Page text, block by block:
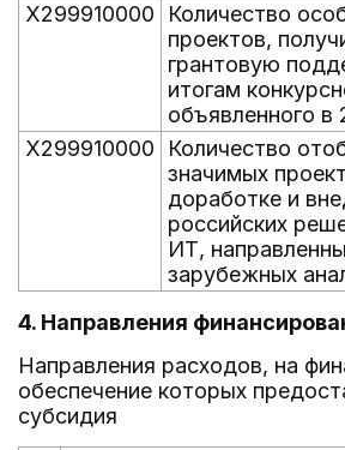
X299910000
Количество
проектов,
грантовую
итогам
объявленного в
X299910000
Количество
значимых
доработке и
российских
ИТ,
зарубежных
4. Направления
Направления расходов, на
обеспечение которых
субсидия